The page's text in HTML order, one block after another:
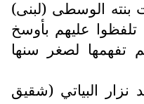
بنته الوسطى (لبنى)
عليهم بأوسخ
تفهمها لصغر سنها
نزار البياتي (شقيق